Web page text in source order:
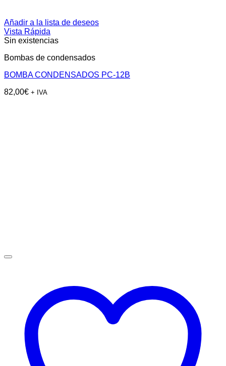
Añadir a la lista de deseos
Vista Rápida
Sin existencias
Bombas de condensados
BOMBA CONDENSADOS PC-12B
82,00€ + IVA